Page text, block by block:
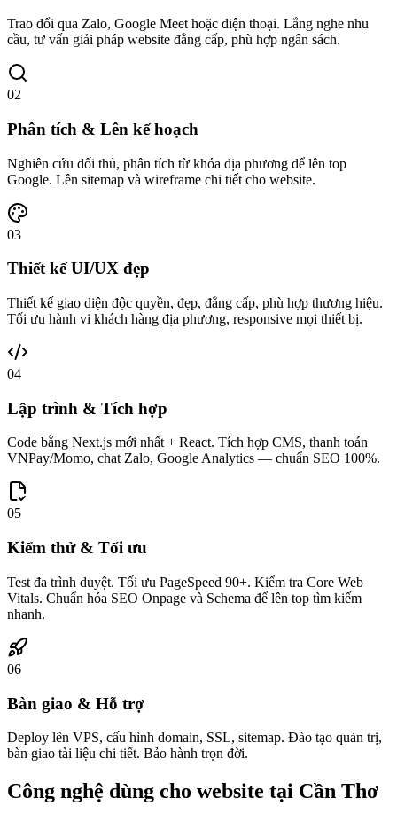
Trao đổi qua Zalo, Google Meet hoặc điện thoại. Lắng nghe nhu
cầu, tư vấn giải pháp website đẳng cấp, phù hợp ngân sách.
02
Phân tích & Lên kế hoạch
Nghiên cứu đối thủ, phân tích từ khóa địa phương để lên top
Google. Lên sitemap và wireframe chi tiết cho website.
03
Thiết kế UI/UX đẹp
Thiết kế giao diện độc quyền, đẹp, đẳng cấp, phù hợp thương hiệu.
Tối ưu hành vi khách hàng địa phương, responsive mọi thiết bị.
04
Lập trình & Tích hợp
Code bằng Next.js mới nhất + React. Tích hợp CMS, thanh toán
VNPay/Momo, chat Zalo, Google Analytics — chuẩn SEO 100%.
05
Kiểm thử & Tối ưu
Test đa trình duyệt. Tối ưu PageSpeed 90+. Kiểm tra Core Web
Vitals. Chuẩn hóa SEO Onpage và Schema để lên top tìm kiếm
nhanh.
06
Bàn giao & Hỗ trợ
Deploy lên VPS, cấu hình domain, SSL, sitemap. Đào tạo quản trị,
bàn giao tài liệu chi tiết. Bảo hành trọn đời.
Công nghệ dùng cho website tại Cần Thơ